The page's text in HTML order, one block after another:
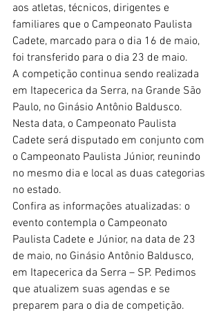
aos atletas, técnicos, dirigentes e
familiares que o Campeonato Paulista
Cadete, marcado para o dia 16 de maio,
foi transferido para o dia 23 de maio.
A competição continua sendo realizada
em Itapecerica da Serra, na Grande São
Paulo, no Ginásio Antônio Baldusco.
Nesta data, o Campeonato Paulista
Cadete será disputado em conjunto com
o Campeonato Paulista Júnior, reunindo
no mesmo dia e local as duas categorias
no estado.
Confira as informações atualizadas: o
evento contempla o Campeonato
Paulista Cadete e Júnior, na data de 23
de maio, no Ginásio Antônio Baldusco,
em Itapecerica da Serra – SP. Pedimos
que atualizem suas agendas e se
preparem para o dia de competição.